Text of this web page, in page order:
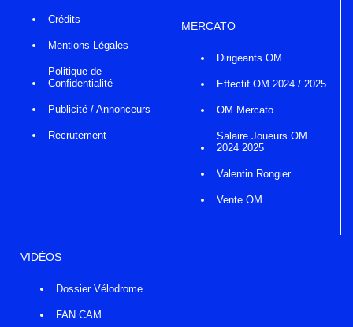
Crédits
Mentions Légales
Politique de
Confidentialité
Publicité / Annonceurs
Recrutement
MERCATO
Dirigeants OM
Effectif OM 2024 / 2025
OM Mercato
Salaire Joueurs OM
2024 2025
Valentin Rongier
Vente OM
VIDÉOS
Dossier Vélodrome
FAN CAM